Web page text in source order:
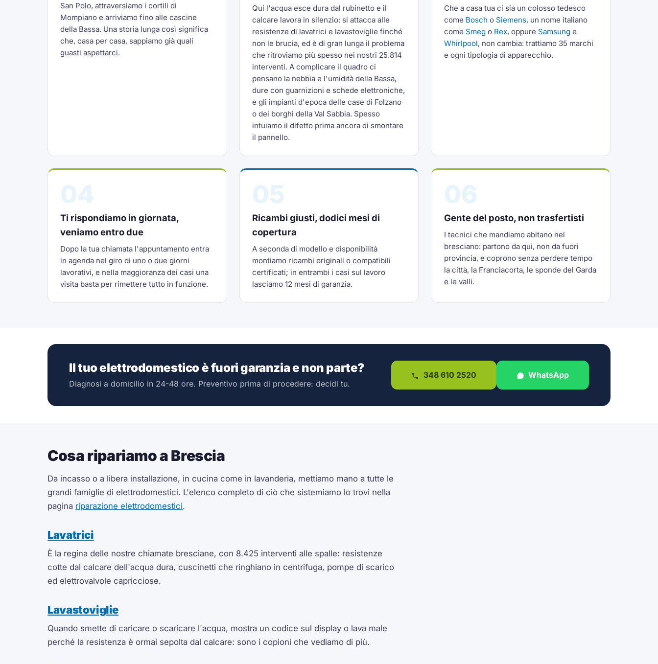
San Polo, attraversiamo i cortili di
Mompiano e arriviamo fino alle cascine
della Bassa. Una storia lunga così significa
che, casa per casa, sappiamo già quali
guasti aspettarci.
Qui l'acqua esce dura dal rubinetto e il
calcare lavora in silenzio: si attacca alle
resistenze di lavatrici e lavastoviglie finché
non le brucia, ed è di gran lunga il problema
che ritroviamo più spesso nei nostri 25.814
interventi. A complicare il quadro ci
pensano la nebbia e l'umidità della Bassa,
dure con guarnizioni e schede elettroniche,
e gli impianti d'epoca delle case di Folzano
o dei borghi della Val Sabbia. Spesso
intuiamo il difetto prima ancora di smontare
il pannello.
Che a casa tua ci sia un colosso tedesco
come Bosch o Siemens, un nome italiano
come Smego Rex, oppure Samsunge
Whirlpool, non cambia: trattiamo 35 marchi
e ogni tipologia di apparecchio.
Ti rispondiamo in giornata,
veniamo entro due
Dopo la tua chiamata l'appuntamento entra
in agenda nel giro di uno o due giorni
lavorativi, e nella maggioranza dei casi una
visita basta per rimettere tutto in funzione.
Ricambi giusti, dodici mesi di
copertura
A seconda di modello e disponibilità
montiamo ricambi originali o compatibili
certificati; in entrambi i casi sul lavoro
lasciamo 12 mesi di garanzia.
Gente del posto, non trasfertisti
I tecnici che mandiamo abitano nel
bresciano: partono da qui, non da fuori
provincia, e coprono senza perdere tempo
la città, la Franciacorta, le sponde del Garda
e le valli.
Il tuo elettrodomestico è fuori garanzia e non parte?
Diagnosi a domicilio in 24-48 ore. Preventivo prima di procedere: decidi tu.
348 610 2520 WhatsApp
Cosa ripariamo a Brescia
Da incasso o a libera installazione, in cucina come in lavanderia, mettiamo mano a tutte le
grandi famiglie di elettrodomestici. L'elenco completo di ciò che sistemiamo lo trovi nella
pagina riparazione elettrodomestici.
Lavatrici
È la regina delle nostre chiamate bresciane, con 8.425 interventi alle spalle: resistenze
cotte dal calcare dell'acqua dura, cuscinetti che ringhiano in centrifuga, pompe di scarico
ed elettrovalvole capricciose.
Lavastoviglie
Quando smette di caricare o scaricare l'acqua, mostra un codice sul display o lava male
perché la resistenza è ormai sepolta dal calcare: sono i copioni che vediamo di più.